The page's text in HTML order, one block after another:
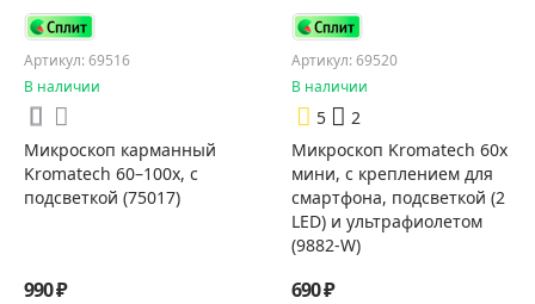
Артикул: 69516
В наличии
Микроскоп карманный
Kromatech 60–100x, с
подсветкой (75017)
990 ₽
Артикул: 69520
В наличии
5
2
Микроскоп Kromatech 60x
мини, с креплением для
смартфона, подсветкой (2
LED) и ультрафиолетом
(9882-W)
690 ₽